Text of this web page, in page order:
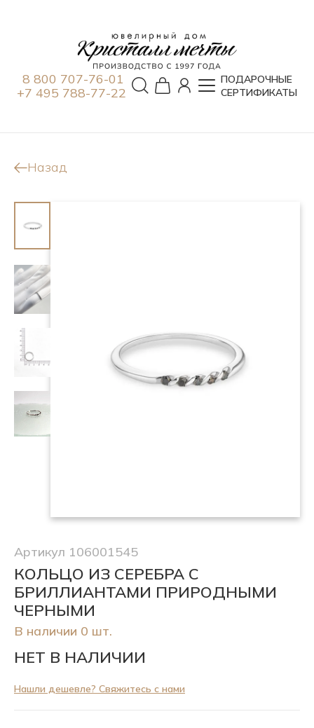
8 800 707-76-01
+7 495 788-77-22
ПОДАРОЧНЫЕ
СЕРТИФИКАТЫ
Назад
Артикул 106001545
КОЛЬЦО ИЗ СЕРЕБРА С
БРИЛЛИАНТАМИ ПРИРОДНЫМИ
ЧЕРНЫМИ
В наличии 0 шт.
НЕТ В НАЛИЧИИ
Нашли дешевле? Свяжитесь с нами